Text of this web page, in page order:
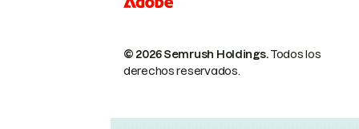
© 2026 Semrush Holdings.Todos los
derechos reservados.